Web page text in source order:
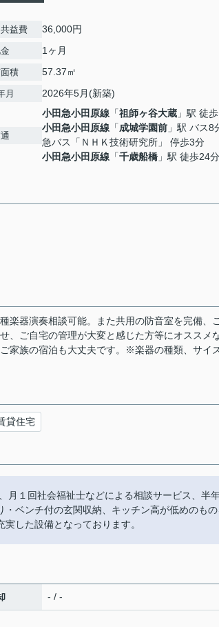
益費 36,000円
1ヶ月
積 57.37㎡
月 2026年5月(新築)
小田急小田原線 「祖師ヶ谷大蔵 」駅 徒
小田急小田原線 「成城学園前 」駅 バス8
急バス「ＮＨＫ技術研究所」 停歩3分
小田急小田原線 「千歳船橋 」駅 徒歩24分
楽器演奏相談可能。また共用の防音室を完備、
、ご自宅の管理が大変と感じた方等にオススメ
家族の宿泊も大丈夫です。※楽器の種類、サイ
貸住宅
月１回社会福祉士などによる相談サービス、半
ベンチ付の玄関収納、キッチン高が低めのもの
した設備となっております。
- / -